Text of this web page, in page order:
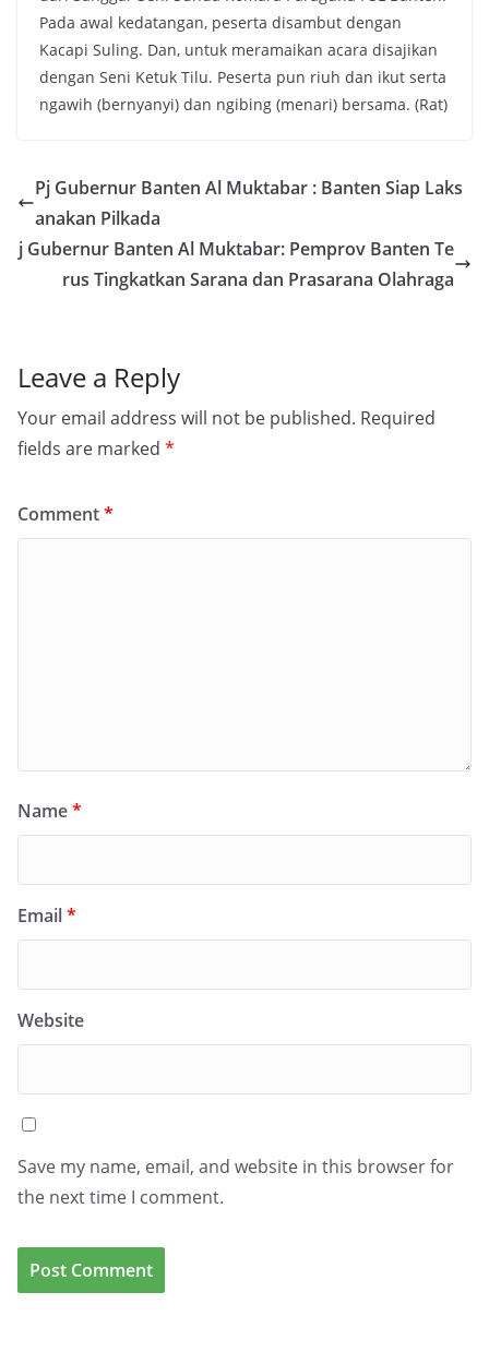
Pada awal kedatangan, peserta disambut dengan
Kacapi Suling. Dan, untuk meramaikan acara disajikan
dengan Seni Ketuk Tilu. Peserta pun riuh dan ikut serta
ngawih (bernyanyi) dan ngibing (menari) bersama. (Rat)
Pj Gubernur Banten Al Muktabar : Banten Siap Laks
anakan Pilkada
j Gubernur Banten Al Muktabar: Pemprov Banten Te
rus Tingkatkan Sarana dan Prasarana Olahraga
Leave a Reply
Your email address will not be published. Required
fields are marked *
Comment*
Name*
Email*
Website
Save my name, email, and website in this browser for
the next time I comment.